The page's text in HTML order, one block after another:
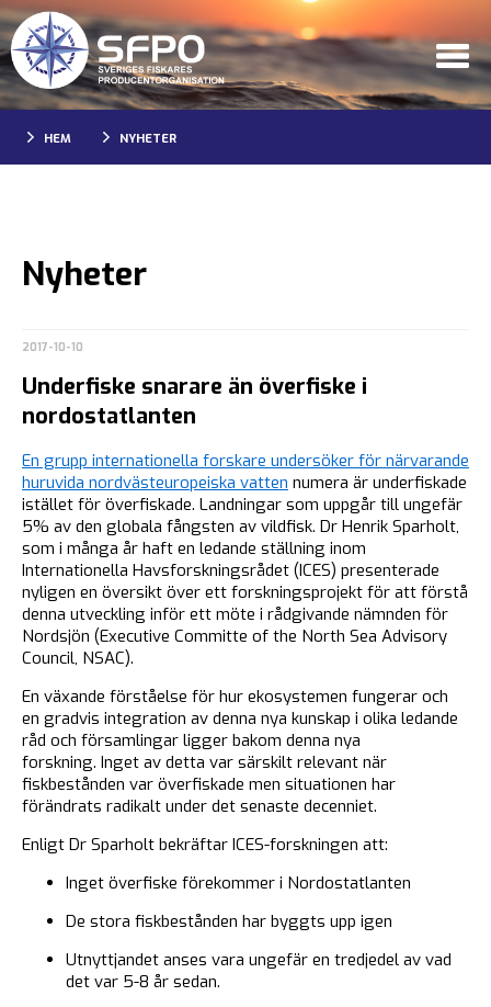
HEM NYHETER
Nyheter
2017-10-10
Underfiske snarare än överfiske i
nordostatlanten
En grupp internationella forskare undersöker för närvarande
huruvida nordvästeuropeiska vatten numera är underfiskade
istället för överfiskade. Landningar som uppgår till ungefär
5% av den globala fångsten av vildfisk. Dr Henrik Sparholt,
som i många år haft en ledande ställning inom
Internationella Havsforskningsrådet (ICES) presenterade
nyligen en översikt över ett forskningsprojekt för att förstå
denna utveckling inför ett möte i rådgivande nämnden för
Nordsjön (Executive Committe of the North Sea Advisory
Council, NSAC).
En växande förståelse för hur ekosystemen fungerar och
en gradvis integration av denna nya kunskap i olika ledande
råd och församlingar ligger bakom denna nya
forskning. Inget av detta var särskilt relevant när
fiskbestånden var överfiskade men situationen har
förändrats radikalt under det senaste decenniet.
Enligt Dr Sparholt bekräftar ICES-forskningen att:
Inget överfiske förekommer i Nordostatlanten
De stora fiskbestånden har byggts upp igen
Utnyttjandet anses vara ungefär en tredjedel av vad
det var 5-8 år sedan.